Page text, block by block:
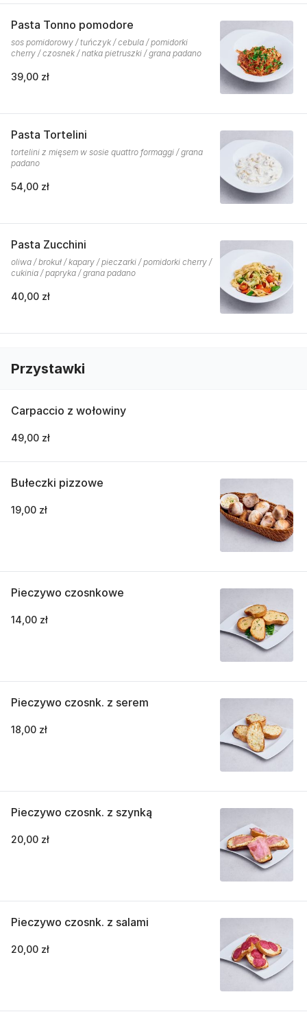
Pasta Tonno pomodore
sos pomidorowy / tuńczyk / cebula / pomidorki
cherry / czosnek / natka pietruszki / grana padano
39,00 zł
Pasta Tortelini
tortelini z mięsem w sosie quattro formaggi / grana
padano
54,00 zł
Pasta Zucchini
oliwa / brokuł / kapary / pieczarki / pomidorki cherry /
cukinia / papryka / grana padano
40,00 zł
Przystawki
Carpaccio z wołowiny
49,00 zł
Bułeczki pizzowe
19,00 zł
Pieczywo czosnkowe
14,00 zł
Pieczywo czosnk. z serem
18,00 zł
Pieczywo czosnk. z szynką
20,00 zł
Pieczywo czosnk. z salami
20,00 zł